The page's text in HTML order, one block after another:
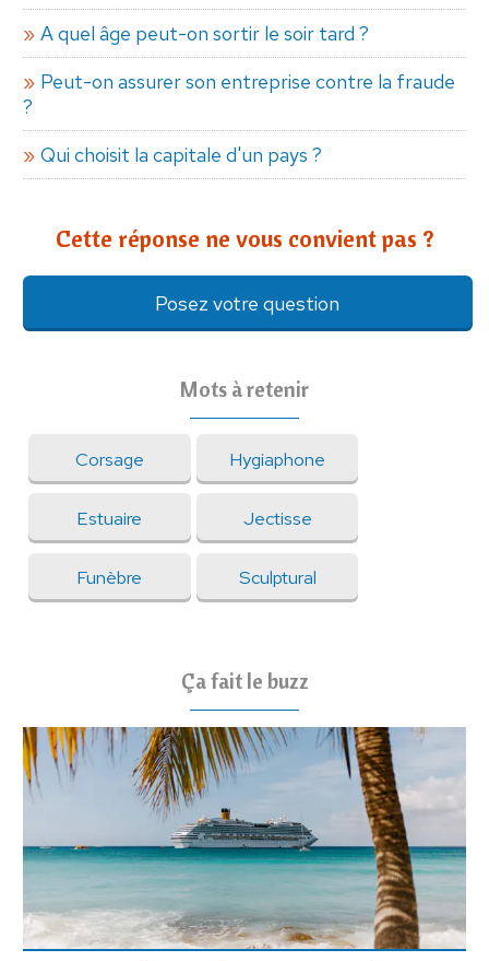
A quel âge peut-on sortir le soir tard ?
Peut-on assurer son entreprise contre la fraude
?
Qui choisit la capitale d'un pays ?
Cette réponse ne vous convient pas ?
Posez votre question
Mots à retenir
Corsage Hygiaphone
Estuaire Jectisse
Funèbre Sculptural
Ça fait le buzz